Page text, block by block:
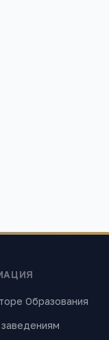
Образования